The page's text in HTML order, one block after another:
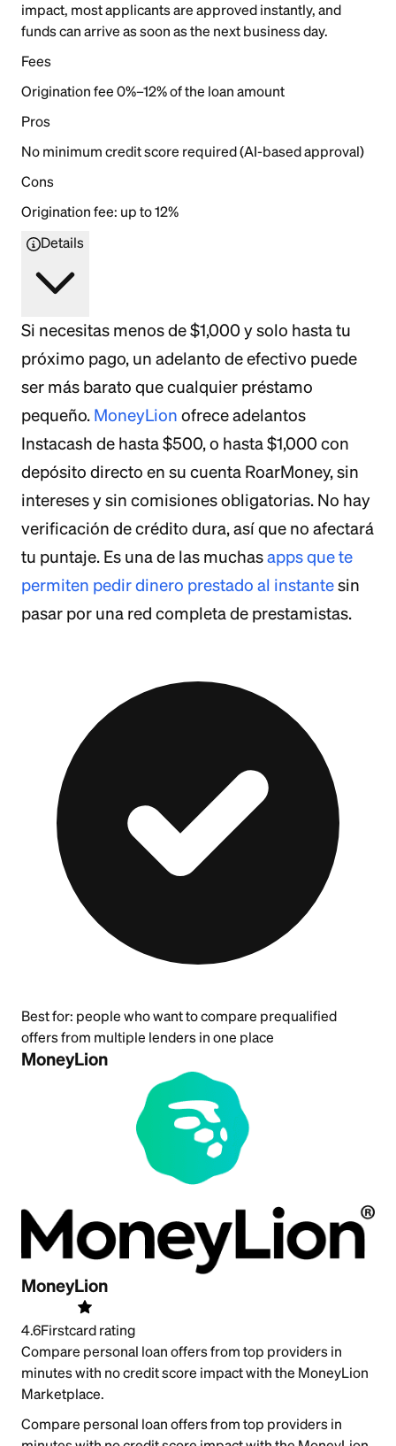
impact, most applicants are approved instantly, and
funds can arrive as soon as the next business day.
Fees
Origination fee 0%–12% of the loan amount
Pros
No minimum credit score required (AI-based approval)
Cons
Origination fee: up to 12%
Details
Si necesitas menos de $1,000 y solo hasta tu
próximo pago, un adelanto de efectivo puede
ser más barato que cualquier préstamo
pequeño. MoneyLion ofrece adelantos
Instacash de hasta $500, o hasta $1,000 con
depósito directo en su cuenta RoarMoney, sin
intereses y sin comisiones obligatorias. No hay
verificación de crédito dura, así que no afectará
tu puntaje. Es una de las muchasapps que te
permiten pedir dinero prestado al instantesin
pasar por una red completa de prestamistas.
Best for: people who want to compare prequalified
offers from multiple lenders in one place
MoneyLion
MoneyLion
4.6Firstcard rating
Compare personal loan offers from top providers in
minutes with no credit score impact with the MoneyLion
Marketplace.
Compare personal loan offers from top providers in